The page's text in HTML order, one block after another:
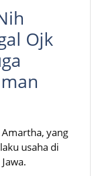
Ojk
yang
usaha di